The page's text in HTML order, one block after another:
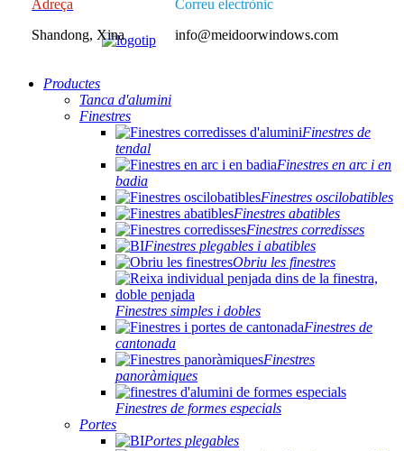
Adreça
Shandong, Xina
Correu electrònic
info@meidoorwindows.com
Productes
Tanca d'alumini
Finestres
Finestres de
tendal
Finestres en arc i en
badia
Finestres oscilobatibles
Finestres abatibles
Finestres corredisses
Finestres plegables i abatibles
Obriu les finestres
Finestres simples i dobles
Finestres de
cantonada
Finestres
panoràmiques
Finestres de formes especials
Portes
Portes plegables